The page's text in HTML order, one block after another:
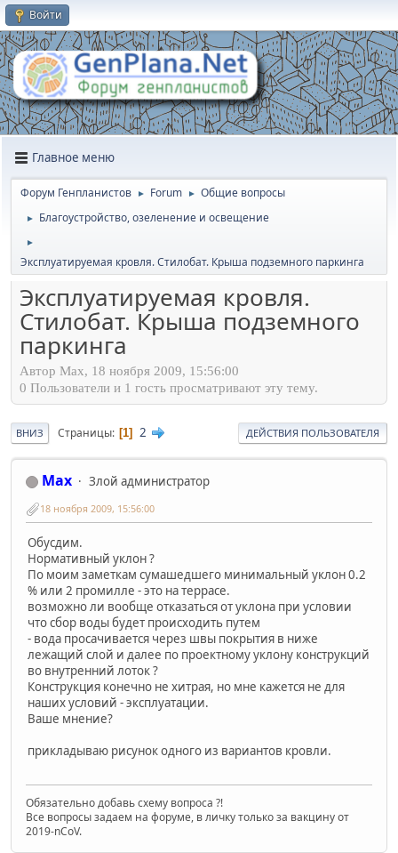
Войти
Главное меню
Форум Генпланистов ► Forum ► Общие вопросы
► Благоустройство, озеленение и освещение
►
Эксплуатируемая кровля. Стилобат. Крыша подземного паркинга
Эксплуатируемая кровля.
Стилобат. Крыша подземного
паркинга
Автор Max, 18 ноября 2009, 15:56:00
0 Пользователи и 1 гость просматривают эту тему.
ВНИЗ Страницы 1 2 ДЕЙСТВИЯ ПОЛЬЗОВАТЕЛЯ
Max Злой администратор
18 ноября 2009, 15:56:00
Обусдим.
Нормативный уклон ?
По моим заметкам сумашедшего минимальный уклон 0.2
% или 2 промилле - это на террасе.
возможно ли вообще отказаться от уклона при условии
что сбор воды будет происходить путем
- вода просачивается через швы покрытия в ниже
лежащий слой и далее по проектному уклону конструкций
во внутренний лоток ?
Конструкция конечно не хитрая, но мне кажется не для
наших условий - эксплуатации.
Ваше мнение?
прикладываю рисунок одного из вариантов кровли.
Обязательно добавь схему вопроса ?!
Все вопросы задаем на форуме, в личку только за вакцину от
2019-nCoV.